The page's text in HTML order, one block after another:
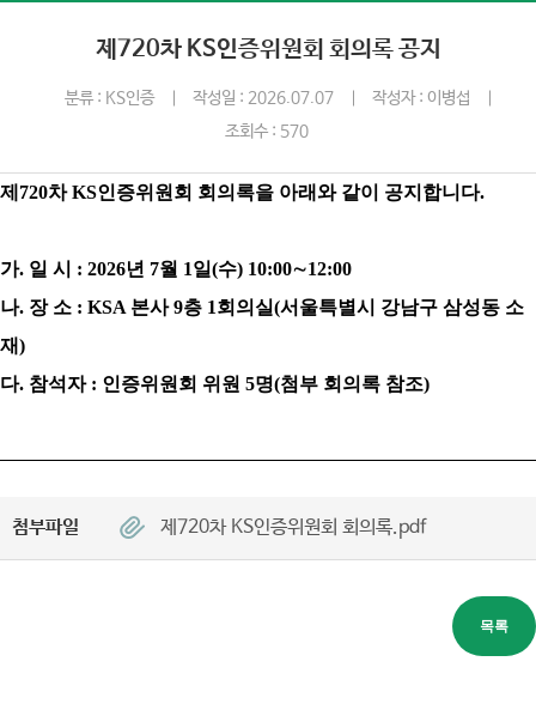
제720차 KS인증위원회 회의록 공지
분류 : KS인증 작성일 : 2026.07.07
작성자 : 이병섭
조회수 : 570
제 720차KS인증위원회 회의록을 아래와 같이 공지합니다.
가. 일 시 : 2026년 7월 1일(수) 10:00∼12:00
나. 장 소 : KSA 본사9층 1회의실(서울특별시 강남구 삼성동 소
재)
다. 참석자 : 인증위원회 위원 5명(첨부 회의록 참조)
첨부파일 제720차 KS인증위원회 회의록.pdf